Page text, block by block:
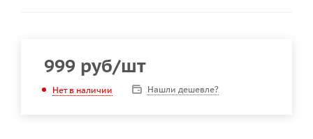
999 руб/шт
Нет в наличии Нашли дешевле?